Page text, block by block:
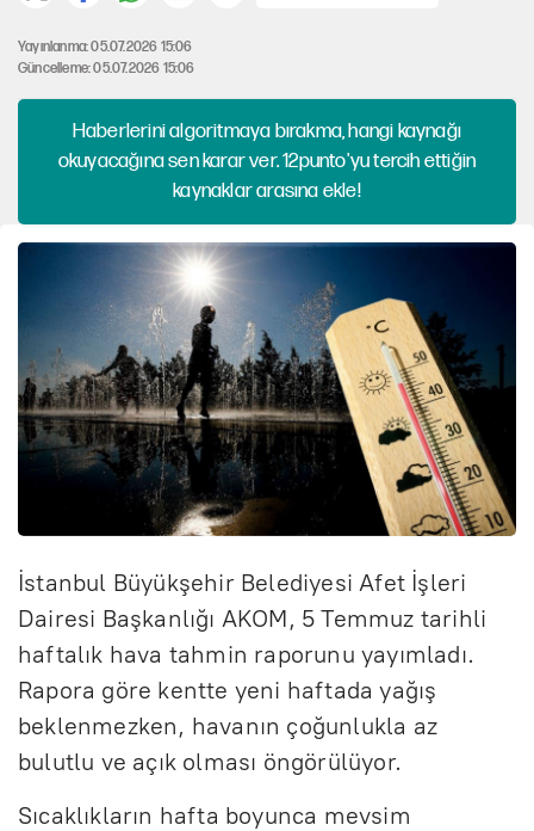
Yayınlanma: 05.07.2026 15:06
Güncelleme: 05.07.2026 15:06
Haberlerini algoritmaya bırakma, hangi kaynağı
okuyacağına sen karar ver. 12punto'yu tercih ettiğin
kaynaklar arasına ekle!
İstanbul Büyükşehir Belediyesi Afet İşleri
Dairesi Başkanlığı AKOM, 5 Temmuz tarihli
haftalık hava tahmin raporunu yayımladı.
Rapora göre kentte yeni haftada yağış
beklenmezken, havanın çoğunlukla az
bulutlu ve açık olması öngörülüyor.
Sıcaklıkların hafta boyunca mevsim